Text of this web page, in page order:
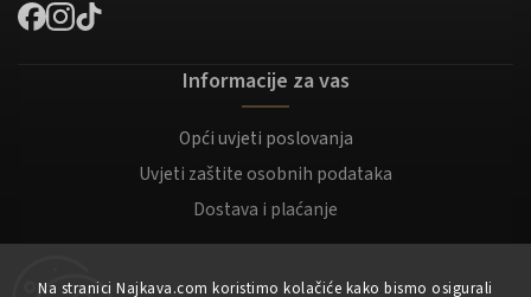
Na stranici Najkava.com koristimo kolačiće kako bismo osigurali
Informacije za vas
Opći uvjeti poslovanja
Uvjeti zaštite osobnih podataka
Dostava i plaćanje